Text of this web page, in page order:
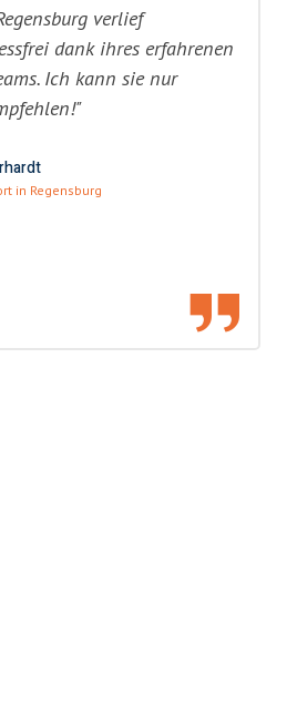
verlief
dank ihres erfahrenen
Ich kann sie nur
in Regensburg